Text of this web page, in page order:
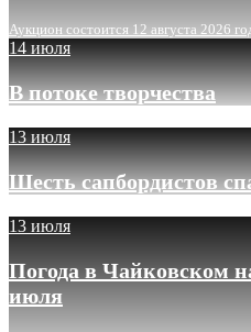
Аукцион состоится 12 августа 2026
14 июля
В потоке творчества
13 июля
Шесть сапбордистов
13 июля
Погода в Чайковском
июля